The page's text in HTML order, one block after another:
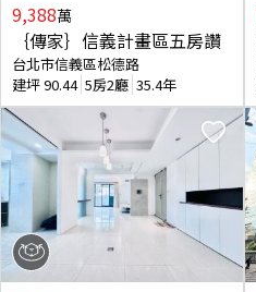
9,388萬
｛傳家｝信義計畫區五房讚
台北市信義區松德路
建坪90.44 5房2廳 35.4年